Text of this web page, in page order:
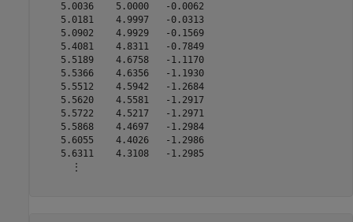
    5.0036    5.0000   -0.0062
    5.0181    4.9997   -0.0313
    5.0902    4.9929   -0.1569
    5.4081    4.8311   -0.7849
    5.5189    4.6758   -1.1170
    5.5366    4.6356   -1.1930
    5.5512    4.5942   -1.2684
    5.5620    4.5581   -1.2917
    5.5722    4.5217   -1.2971
    5.5868    4.4697   -1.2984
    5.6055    4.4026   -1.2986
    5.6311    4.3108   -1.2985
      ⋮